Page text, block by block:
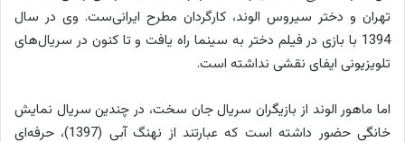
تهران و دختر سیروس الوند، کارگردان مطرح ایرانی‌ست. وی در سال
1394 با بازی در فیلم دختر به سینما راه یافت و تا کنون در سریال‌های
تلویزیونی ایفای نقشی نداشته است.
اما ماهور الوند از بازیگران سریال جان سخت، در چندین سریال نمایش
خانگی حضور داشته است که عبارتند از نهنگ آبی (1397)، حرفه‌ای